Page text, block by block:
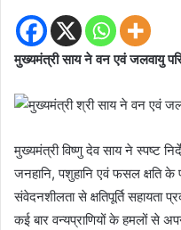
मुख्यमंत्री साय ने वन एवं जलवायु
मुख्यमंत्री विष्णु देव साय ने स्पष्ट
जनहानि, पशुहानि एवं फसल क्षति के
संवेदनशीलता से क्षतिपूर्ति सहायता
कई बार वन्यप्राणियों के हमलों से